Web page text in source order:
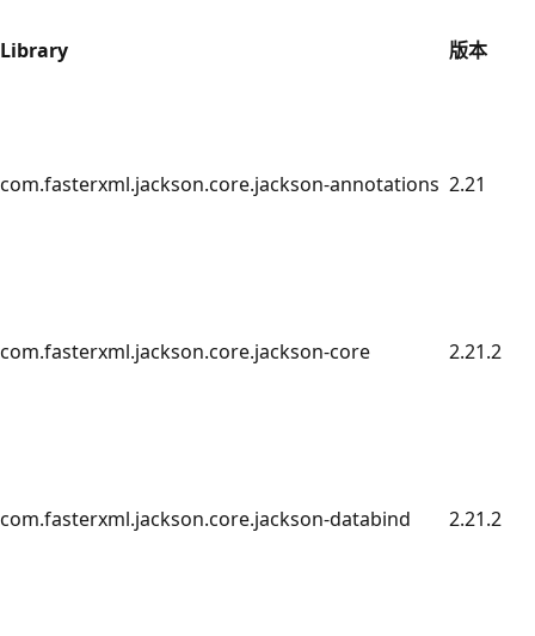
Library 版本
com.fasterxml.jackson.core.jackson-annotations 2.21
com.fasterxml.jackson.core.jackson-core 2.21.2
com.fasterxml.jackson.core.jackson-databind 2.21.2